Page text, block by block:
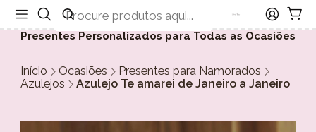
Presentes Personalizados para Todas as Ocasiões
Início Ocasiões
Presentes para Namorados
Azulejos
Azulejo Te amarei de Janeiro a Janeiro